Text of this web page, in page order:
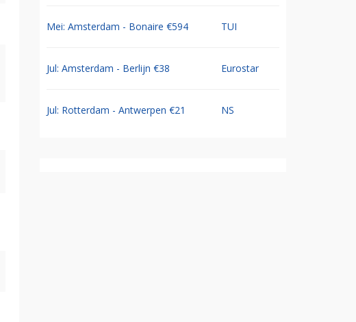
Mei: Amsterdam - Bonaire €594 TUI
Jul: Amsterdam - Berlijn €38 Eurostar
Jul: Rotterdam - Antwerpen €21 NS